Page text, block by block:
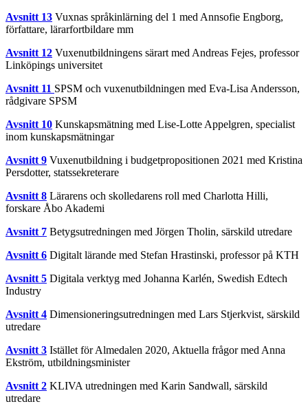
Avsnitt 13 Vuxnas språkinlärning del 1 med Annsofie Engborg,
författare, lärarfortbildare mm
Avsnitt 12 Vuxenutbildningens särart med Andreas Fejes, professor
Linköpings universitet
Avsnitt 11 SPSM och vuxenutbildningen med Eva-Lisa Andersson,
rådgivare SPSM
Avsnitt 10 Kunskapsmätning med Lise-Lotte Appelgren, specialist
inom kunskapsmätningar
Avsnitt 9 Vuxenutbildning i budgetpropositionen 2021 med Kristina
Persdotter, statssekreterare
Avsnitt 8 Lärarens och skolledarens roll med Charlotta Hilli,
forskare Åbo Akademi
Avsnitt 7 Betygsutredningen med Jörgen Tholin, särskild utredare
Avsnitt 6 Digitalt lärande med Stefan Hrastinski, professor på KTH
Avsnitt 5 Digitala verktyg med Johanna Karlén, Swedish Edtech
Industry
Avsnitt 4 Dimensioneringsutredningen med Lars Stjerkvist, särskild
utredare
Avsnitt 3 Istället för Almedalen 2020, Aktuella frågor med Anna
Ekström, utbildningsminister
Avsnitt 2 KLIVA utredningen med Karin Sandwall, särskild
utredare